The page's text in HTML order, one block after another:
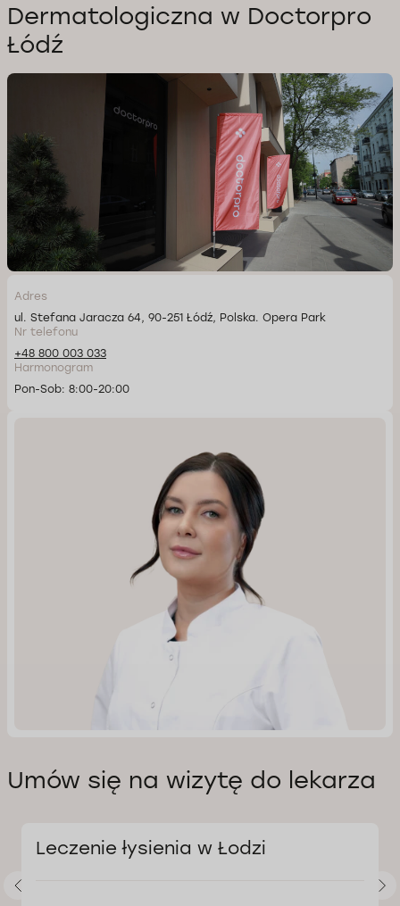
Dermatologiczna w Doctorpro
Łódź
Adres
ul. Stefana Jaracza 64, 90-251 Łódź, Polska. Opera Park
Nr telefonu
+48 800 003 033
Harmonogram
Pon-Sob: 8:00-20:00
Umów się na wizytę do lekarza
Leczenie łysienia w Łodzi